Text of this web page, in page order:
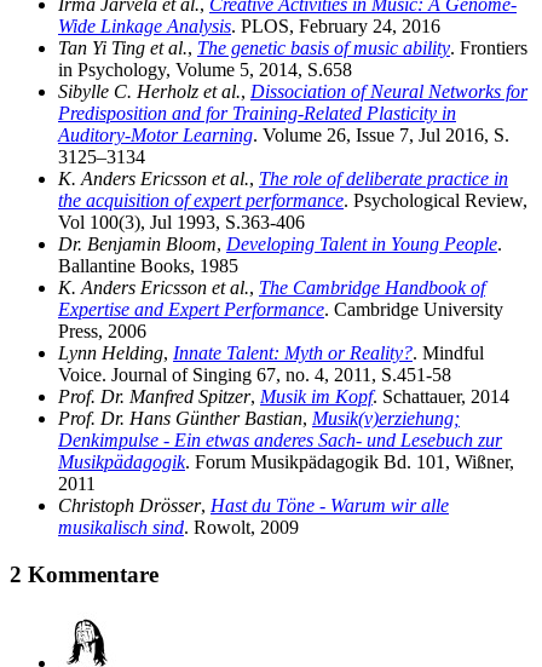
Irma Järvelä et al., Creative Activities in Music: A Genome-
Wide Linkage Analysis. PLOS, February 24, 2016
Tan Yi Ting et al., The genetic basis of music ability. Frontiers
in Psychology, Volume 5, 2014, S.658
Sibylle C. Herholz et al., Dissociation of Neural Networks for
Predisposition and for Training-Related Plasticity in
Auditory-Motor Learning. Volume 26, Issue 7, Jul 2016, S.
3125–3134
K. Anders Ericsson et al., The role of deliberate practice in
the acquisition of expert performance. Psychological Review,
Vol 100(3), Jul 1993, S.363-406
Dr. Benjamin Bloom, Developing Talent in Young People.
Ballantine Books, 1985
K. Anders Ericsson et al., The Cambridge Handbook of
Expertise and Expert Performance. Cambridge University
Press, 2006
Lynn Helding, Innate Talent: Myth or Reality?. Mindful
Voice. Journal of Singing 67, no. 4, 2011, S.451-58
Prof. Dr. Manfred Spitzer, Musik im Kopf. Schattauer, 2014
Prof. Dr. Hans Günther Bastian, Musik(v)erziehung;
Denkimpulse - Ein etwas anderes Sach- und Lesebuch zur
Musikpädagogik. Forum Musikpädagogik Bd. 101, Wißner,
2011
Christoph Drösser, Hast du Töne - Warum wir alle
musikalisch sind. Rowolt, 2009
2 Kommentare